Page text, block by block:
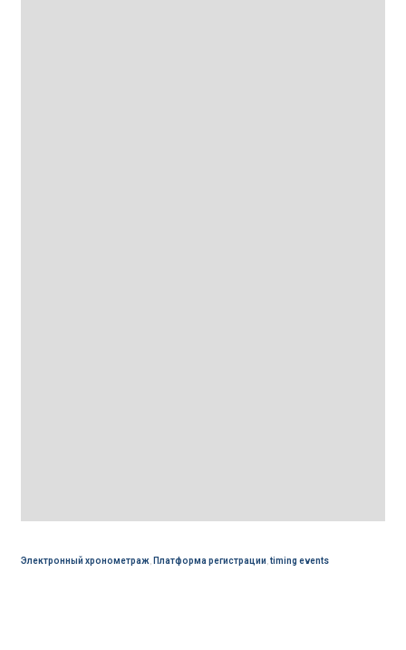
Электронный хронометраж, Платформа регистрации,timing events